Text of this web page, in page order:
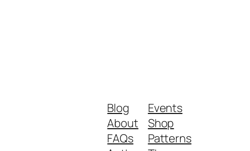
Blog
About
FAQs
Events
Shop
Patterns